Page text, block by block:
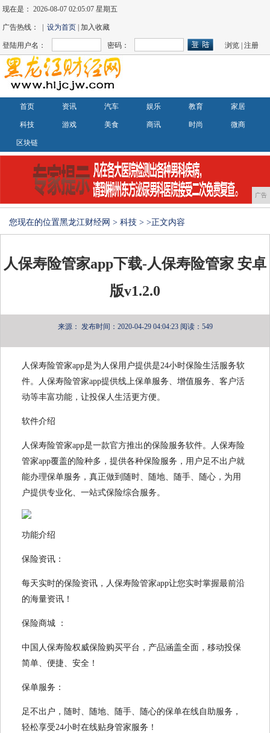
现在是：2026-08-07 02:05:07 星期五
广告热线： |设为首页 | 加入收藏
登陆用户名： 密码： 浏览 |注册
首页 资讯 汽车 娱乐 教育 家居
科技 游戏 美食 商讯 时尚 微商
区块链
广告
您现在的位置黑龙江财经网 > 科技 > >正文内容
人保寿险管家app下载-人保寿险管家 安卓
版v1.2.0
来源： 发布时间：2020-04-29 04:04:23 阅读：549
人保寿险管家app是为人保用户提供是24小时保险生活服务软
件。人保寿险管家app提供线上保单服务、增值服务、客户活
动等丰富功能，让投保人生活更方便。
软件介绍
人保寿险管家app是一款官方推出的保险服务软件。人保寿险
管家app覆盖的险种多，提供各种保险服务，用户足不出户就
能办理保单服务，真正做到随时、随地、随手、随心，为用
户提供专业化、一站式保险综合服务。
功能介绍
保险资讯：
每天实时的保险资讯，人保寿险管家app让您实时掌握最前沿
的海量资讯！
保险商城 ：
中国人保寿险权威保险购买平台，产品涵盖全面，移动投保
简单、便捷、安全！
保单服务：
足不出户，随时、随地、随手、随心的保单在线自助服务，
轻松享受24小时在线贴身管家服务！